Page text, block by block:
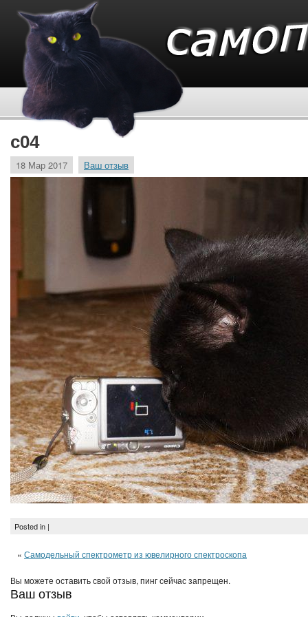
c04
18 Мар 2017 Ваш отзыв
Posted in |
« Самодельный спектрометр из ювелирного спектроскопа
Вы можете оставить свой отзыв, пинг сейчас запрещен.
Ваш отзыв